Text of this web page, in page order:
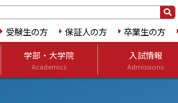
受験生の方 保証人の方 卒業生の方
学部・大学院
Academics
入試情報
Admissions